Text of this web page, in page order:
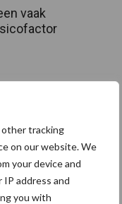
other tracking
on our website. We
your device and
IP address and
you with
vaak
en